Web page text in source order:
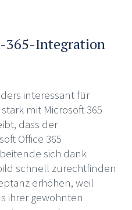
365-Integration
interessant für
mit Microsoft 365
dass der
Office 365
sich dank
schnell zurechtfinden
erhöhen, weil
ihrer gewohnten